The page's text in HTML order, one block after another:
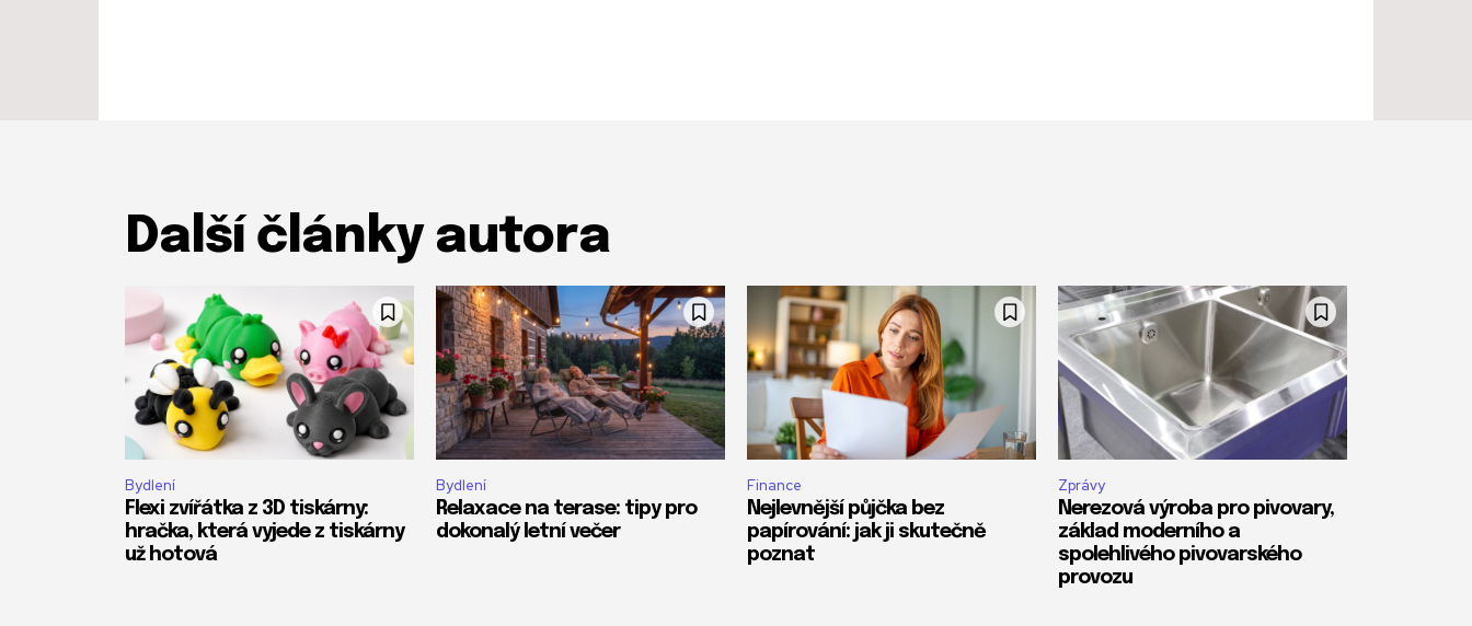
Další články autora
Bydlení
Flexi zvířátka z 3D tiskárny:
hračka, která vyjede z tiskárny
už hotová
Bydlení
Relaxace na terase: tipy pro
dokonalý letní večer
Finance
Nejlevnější půjčka bez
papírování: jak ji skutečně
poznat
Zprávy
Nerezová výroba pro pivovary,
základ moderního a
spolehlivého pivovarského
provozu